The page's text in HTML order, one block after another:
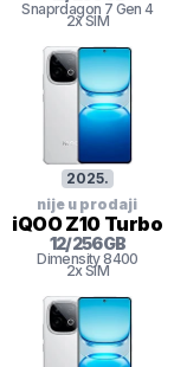
Snaprdagon 7 Gen 4
2x SIM
2025.
nije u prodaji
iQOO Z10 Turbo
12/256GB
Dimensity 8400
2x SIM